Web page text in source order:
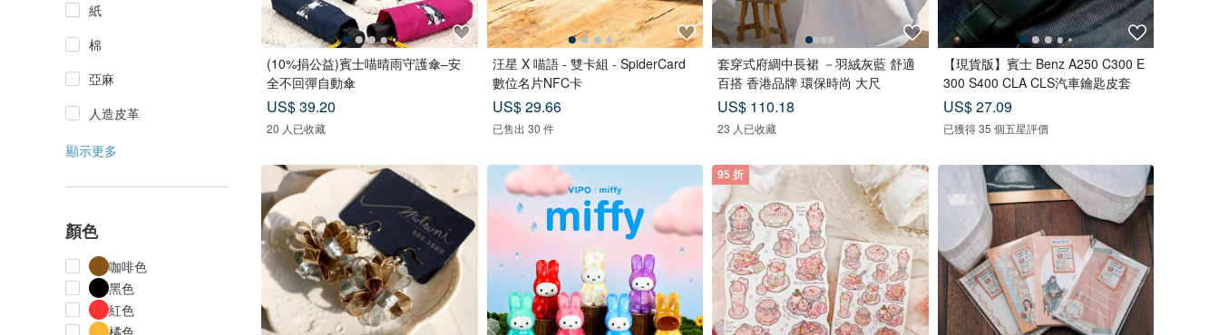
紙
棉
亞麻
人造皮革
顯示更多
顏色
咖啡色
黑色
紅色
橘色
(10%捐公益)賓士喵晴雨守護傘–安
全不回彈自動傘
US$ 39.20
20 人已收藏
汪星 X 喵語 - 雙卡組 - SpiderCard
數位名片NFC卡
US$ 29.66
已售出 30 件
套穿式府綢中長裙 －羽絨灰藍 舒適
百搭 香港品牌 環保時尚 大尺
US$ 110.18
23 人已收藏
【現貨版】賓士 Benz A250 C300 E
300 S400 CLA CLS汽車鑰匙皮套
US$ 27.09
已獲得 35 個五星評價
95 折